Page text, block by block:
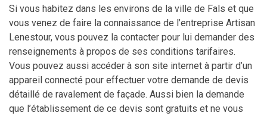
Si vous habitez dans les environs de la ville de Fals et que
vous venez de faire la connaissance de l’entreprise Artisan
Lenestour, vous pouvez la contacter pour lui demander des
renseignements à propos de ses conditions tarifaires.
Vous pouvez aussi accéder à son site internet à partir d’un
appareil connecté pour effectuer votre demande de devis
détaillé de ravalement de façade. Aussi bien la demande
que l’établissement de ce devis sont gratuits et ne vous